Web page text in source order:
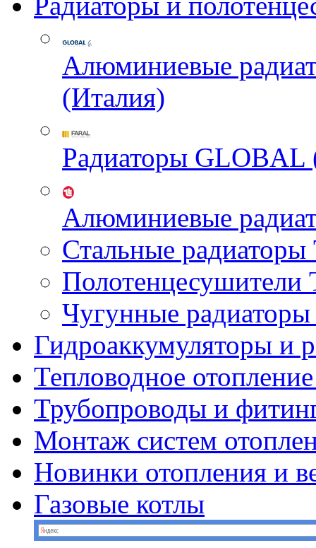
Алюминиевые
(Италия)
Радиаторы GLOBAL
Алюминиевые
Стальные
Чугунные
Гидроаккумуляторы и
Тепловодное
Трубопроводы и
Монтаж систем
Новинки отопления и
Газовые котлы